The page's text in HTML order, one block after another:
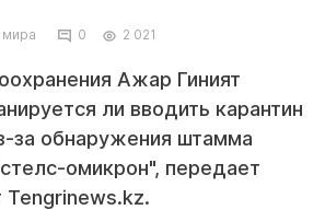
мира 0 2 021
Ажар Гиният
ли вводить карантин
за обнаружения штамма
омикрон", передает
Tengrinews.kz.